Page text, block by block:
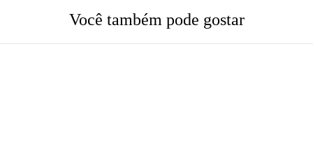
Você também pode gostar